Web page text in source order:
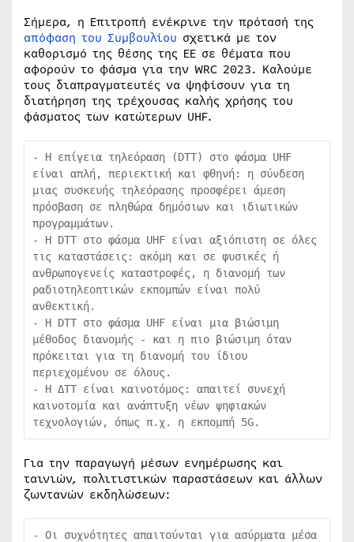
Σήμερα, η Επιτροπή ενέκρινε την πρότασή της
απόφαση του Συμβουλίου σχετικά με τον
καθορισμό της θέσης της ΕΕ σε θέματα που
αφορούν το φάσμα για την WRC 2023. Καλούμε
τους διαπραγματευτές να ψηφίσουν για τη
διατήρηση της τρέχουσας καλής χρήσης του
φάσματος των κατώτερων UHF.
- Η επίγεια τηλεόραση (DTT) στο φάσμα UHF
είναι απλή, περιεκτική και φθηνή: η σύνδεση
μιας συσκευής τηλεόρασης προσφέρει άμεση
πρόσβαση σε πληθώρα δημόσιων και ιδιωτικών
προγραμμάτων.
- Η DTT στο φάσμα UHF είναι αξιόπιστη σε όλες
τις καταστάσεις: ακόμη και σε φυσικές ή
ανθρωπογενείς καταστροφές, η διανομή των
ραδιοτηλεοπτικών εκπομπών είναι πολύ
ανθεκτική.
- Η DTT στο φάσμα UHF είναι μια βιώσιμη
μέθοδος διανομής - και η πιο βιώσιμη όταν
πρόκειται για τη διανομή του ίδιου
περιεχομένου σε όλους.
- Η ΔΤΤ είναι καινοτόμος: απαιτεί συνεχή
καινοτομία και ανάπτυξη νέων ψηφιακών
τεχνολογιών, όπως π.χ. η εκπομπή 5G.
Για την παραγωγή μέσων ενημέρωσης και
ταινιών, πολιτιστικών παραστάσεων και άλλων
ζωντανών εκδηλώσεων:
- Οι συχνότητες απαιτούνται για ασύρματα μέσα